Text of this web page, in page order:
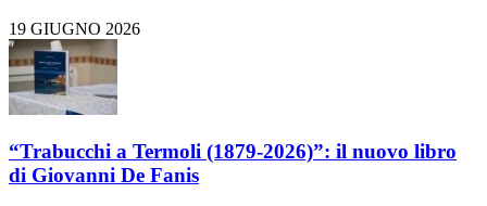
19 GIUGNO 2026
“Trabucchi a Termoli (1879-2026)”: il nuovo libro
di Giovanni De Fanis